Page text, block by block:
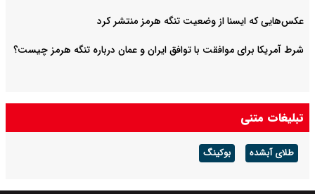
عکس‌هایی که ایسنا از وضعیت تنگه هرمز منتشر کرد
شرط آمریکا برای موافقت با توافق ایران و عمان درباره تنگه هرمز چیست؟
تبلیغات متنی
طلای آبشده بوکینگ